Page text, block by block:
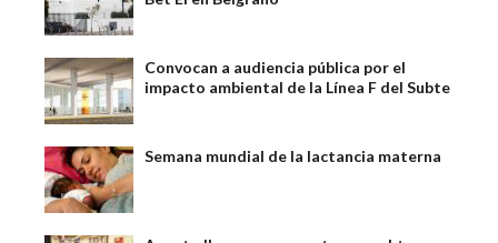
Convocan a audiencia pública por el
impacto ambiental de la Línea F del Subte
Semana mundial de la lactancia materna